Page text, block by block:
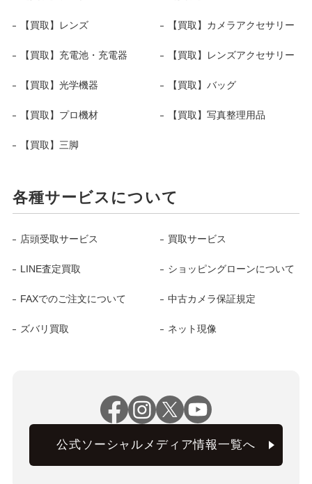
【買取】レンズ 【買取】カメラアクセサリー
【買取】充電池・充電器 【買取】レンズアクセサリー
【買取】光学機器 【買取】バッグ
【買取】プロ機材 【買取】写真整理用品
【買取】三脚
各種サービスについて
店頭受取サービス 買取サービス
LINE査定買取 ショッピングローンについて
FAXでのご注文について 中古カメラ保証規定
ズバリ買取 ネット現像
公式ソーシャルメディア情報一覧へ